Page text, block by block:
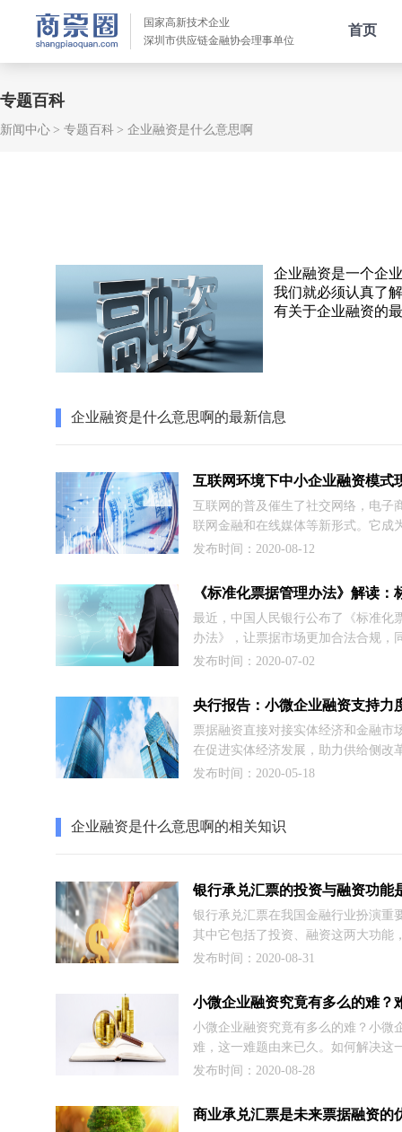
国家高新技术企业
深圳市供应链金融协会理事单位
首页
专题百科
新闻中心 专题百科 企业融资是什么意思啊
企业融资是一个企
我们就必须认真了
有关于企业融资的
企业融资是什么意思啊的最新信息
互联网的普及催生了社交网络，电子
联网金融和在线媒体等新形式。它成
生产力发展的关键。这些业态结合产
键。中小企业融资模式正朝着互联网
前进。
发布时间：2020-08-12
最近，中国人民银行公布了《标准化
办法》，让票据市场更加合法合规，
为了让票据更好服务中小企业融资，
据。在应收账款票据化的推动下，供
+标准化票据的双轮驱动将释放出更
量。
发布时间：2020-07-02
央行报告：小微企业融资支持力
票据融资直接对接实体经济和金融市
在促进实体经济发展，助力供给侧改
挥了愈加突出的作用。
发布时间：2020-05-18
企业融资是什么意思啊的相关知识
银行承兑汇票在我国金融行业扮演重
其中它包括了投资、融资这两大功能
它们具体是什么呢？很多人对此一知
绍，感兴趣的朋友继续往下阅读吧。
发布时间：2020-08-31
小微企业融资究竟有多么的难？小微
难，这一难题由来已久。如何解决这
呢？随着相关部门的有关举措逐一落
的思路。其中，商业承兑汇票不失为
发布时间：2020-08-28
商业承兑汇票是未来票据融资的